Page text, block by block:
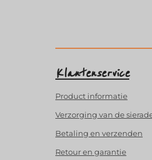
Klantenservice
Product informatie
Verzorging van de
Betaling en verzenden
Retour en garantie